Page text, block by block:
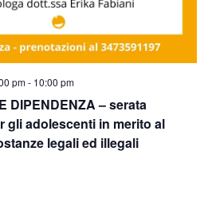
pm- 10:00 pm
DIPENDENZA – serata
gli adolescenti in merito al
legali ed illegali